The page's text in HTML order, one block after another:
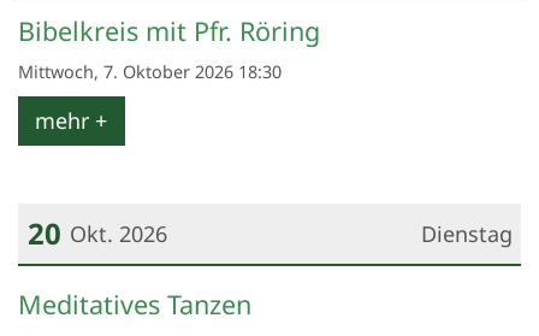
Datum: 7. Oktober 2026
Bibelkreis mit Pfr. Röring
Mittwoch, 7. Oktober 2026 18:30
mehr +
Dienstag
20 Okt. 2026
Datum: 20. Oktober 2026
Meditatives Tanzen